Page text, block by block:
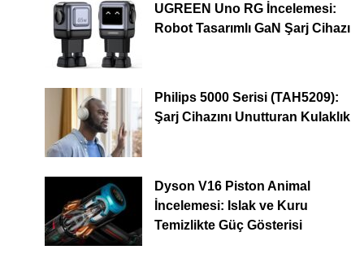
UGREEN Uno RG İncelemesi:
Robot Tasarımlı GaN Şarj Cihazı
Philips 5000 Serisi (TAH5209):
Şarj Cihazını Unutturan Kulaklık
Dyson V16 Piston Animal
İncelemesi: Islak ve Kuru
Temizlikte Güç Gösterisi